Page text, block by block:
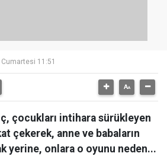
11:51
çocukları intihara sürükleyen
çekerek, anne ve babaların
yerine, onlara o oyunu neden...